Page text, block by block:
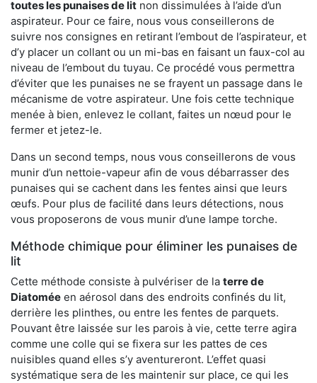
toutes les punaises de lit non dissimulées à l’aide d’un
aspirateur. Pour ce faire, nous vous conseillerons de
suivre nos consignes en retirant l’embout de l’aspirateur, et
d’y placer un collant ou un mi-bas en faisant un faux-col au
niveau de l’embout du tuyau. Ce procédé vous permettra
d’éviter que les punaises ne se frayent un passage dans le
mécanisme de votre aspirateur. Une fois cette technique
menée à bien, enlevez le collant, faites un nœud pour le
fermer et jetez-le.
Dans un second temps, nous vous conseillerons de vous
munir d’un nettoie-vapeur afin de vous débarrasser des
punaises qui se cachent dans les fentes ainsi que leurs
œufs. Pour plus de facilité dans leurs détections, nous
vous proposerons de vous munir d’une lampe torche.
Méthode chimique pour éliminer les punaises de
lit
Cette méthode consiste à pulvériser de la terre de
Diatomée en aérosol dans des endroits confinés du lit,
derrière les plinthes, ou entre les fentes de parquets.
Pouvant être laissée sur les parois à vie, cette terre agira
comme une colle qui se fixera sur les pattes de ces
nuisibles quand elles s’y aventureront. L’effet quasi
systématique sera de les maintenir sur place, ce qui les